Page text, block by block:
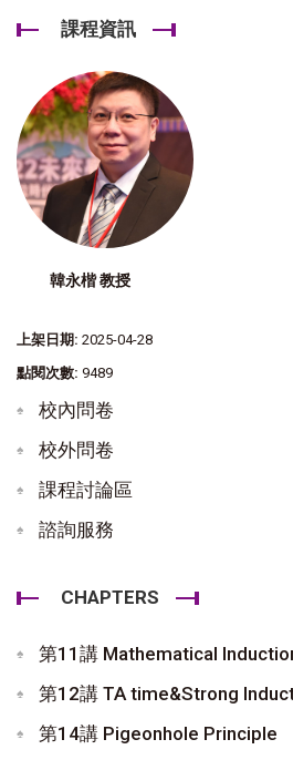
課程資訊
韓永楷 教授
上架日期: 2025-04-28
點閱次數: 9489
校內問卷
校外問卷
課程討論區
諮詢服務
CHAPTERS
第11講 Mathematical
第12講 TA time&Strong
第14講 Pigeonhole Principle